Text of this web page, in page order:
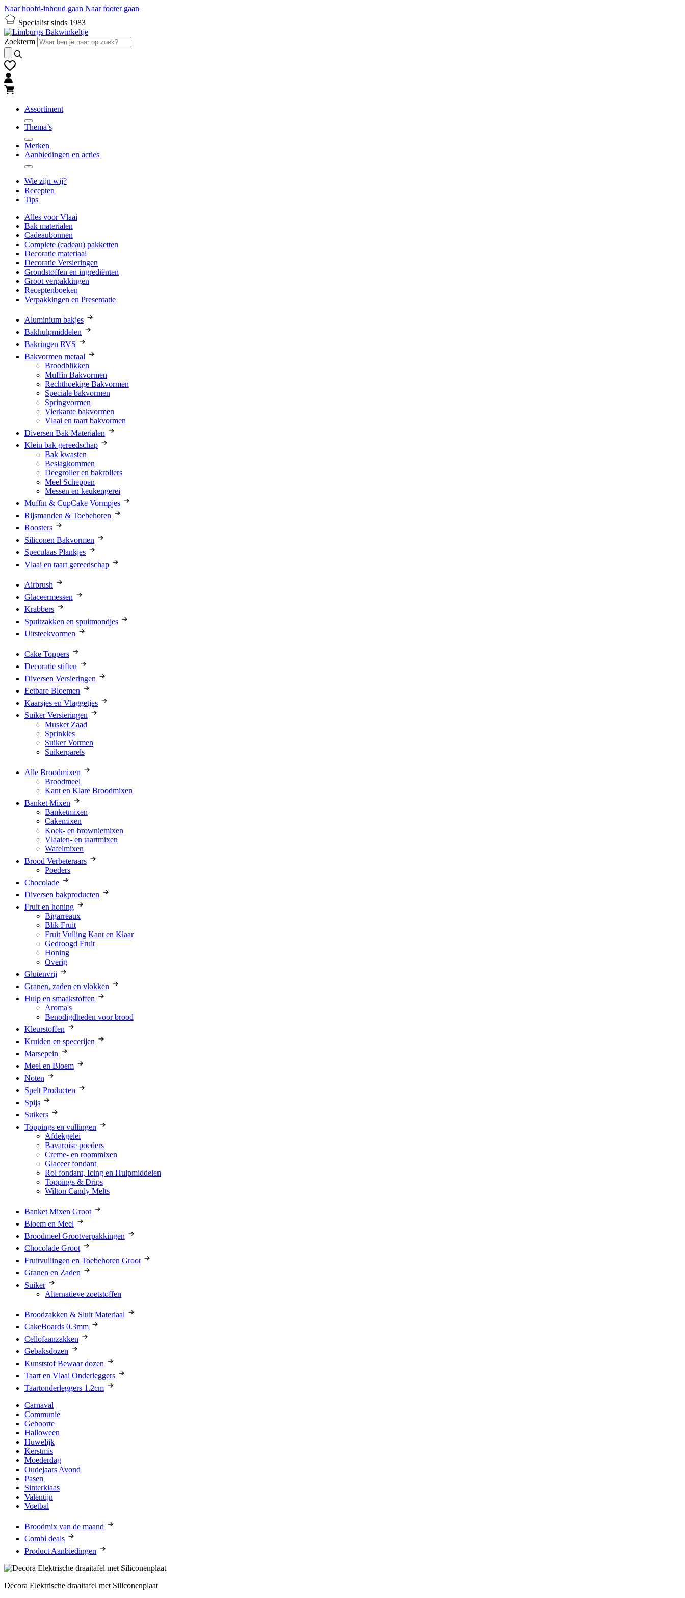
Naar hoofd-inhoud gaan Naar footer gaan
Specialist sinds 1983
Zoekterm
Assortiment
Thema’s
Merken
Aanbiedingen en acties
Wie zijn wij?
Recepten
Tips
Alles voor Vlaai
Bak materialen
Cadeaubonnen
Complete (cadeau) pakketten
Decoratie materiaal
Decoratie Versieringen
Grondstoffen en ingrediënten
Groot verpakkingen
Receptenboeken
Verpakkingen en Presentatie
Aluminium bakjes
Bakhulpmiddelen
Bakringen RVS
Bakvormen metaal
Broodblikken
Muffin Bakvormen
Rechthoekige Bakvormen
Speciale bakvormen
Springvormen
Vierkante bakvormen
Vlaai en taart bakvormen
Diversen Bak Materialen
Klein bak gereedschap
Bak kwasten
Beslagkommen
Deegroller en bakrollers
Meel Scheppen
Messen en keukengerei
Muffin & CupCake Vormpjes
Rijsmanden & Toebehoren
Roosters
Siliconen Bakvormen
Speculaas Plankjes
Vlaai en taart gereedschap
Airbrush
Glaceermessen
Krabbers
Spuitzakken en spuitmondjes
Uitsteekvormen
Cake Toppers
Decoratie stiften
Diversen Versieringen
Eetbare Bloemen
Kaarsjes en Vlaggetjes
Suiker Versieringen
Musket Zaad
Sprinkles
Suiker Vormen
Suikerparels
Alle Broodmixen
Broodmeel
Kant en Klare Broodmixen
Banket Mixen
Banketmixen
Cakemixen
Koek- en browniemixen
Vlaaien- en taartmixen
Wafelmixen
Brood Verbeteraars
Poeders
Chocolade
Diversen bakproducten
Fruit en honing
Bigarreaux
Blik Fruit
Fruit Vulling Kant en Klaar
Gedroogd Fruit
Honing
Overig
Glutenvrij
Granen, zaden en vlokken
Hulp en smaakstoffen
Aroma's
Benodigdheden voor brood
Kleurstoffen
Kruiden en specerijen
Marsepein
Meel en Bloem
Noten
Spelt Producten
Spijs
Suikers
Toppings en vullingen
Afdekgelei
Bavaroise poeders
Creme- en roommixen
Glaceer fondant
Rol fondant, Icing en Hulpmiddelen
Toppings & Drips
Wilton Candy Melts
Banket Mixen Groot
Bloem en Meel
Broodmeel Grootverpakkingen
Chocolade Groot
Fruitvullingen en Toebehoren Groot
Granen en Zaden
Suiker
Alternatieve zoetstoffen
Broodzakken & Sluit Materiaal
CakeBoards 0.3mm
Cellofaanzakken
Gebaksdozen
Kunststof Bewaar dozen
Taart en Vlaai Onderleggers
Taartonderleggers 1.2cm
Carnaval
Communie
Geboorte
Halloween
Huwelijk
Kerstmis
Moederdag
Oudejaars Avond
Pasen
Sinterklaas
Valentijn
Voetbal
Broodmix van de maand
Combi deals
Product Aanbiedingen
Decora Elektrische draaitafel met Siliconenplaat